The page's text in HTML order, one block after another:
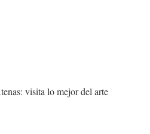
visita lo mejor del arte